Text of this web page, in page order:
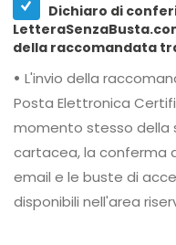
Dichiaro di
LetteraSenzaBusta.com per anticipare
della raccomandata
• L'invio della
Posta Elettronica
momento stesso della spedizione della raccomandata
cartacea, la conferma
email e le buste di